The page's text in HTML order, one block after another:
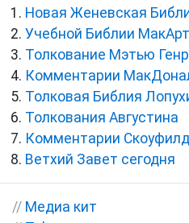
Новая Женевская
Учебной Библии
Толкование Мэтью
Комментарии
Толковая Библия
Толкования Августина
Комментарии
Ветхий Завет сегодня
// Медиа кит